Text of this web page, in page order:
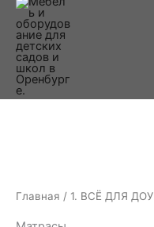
Перейти
содержимому
Главная / 1. ВСЁ ДЛЯ ДОУ